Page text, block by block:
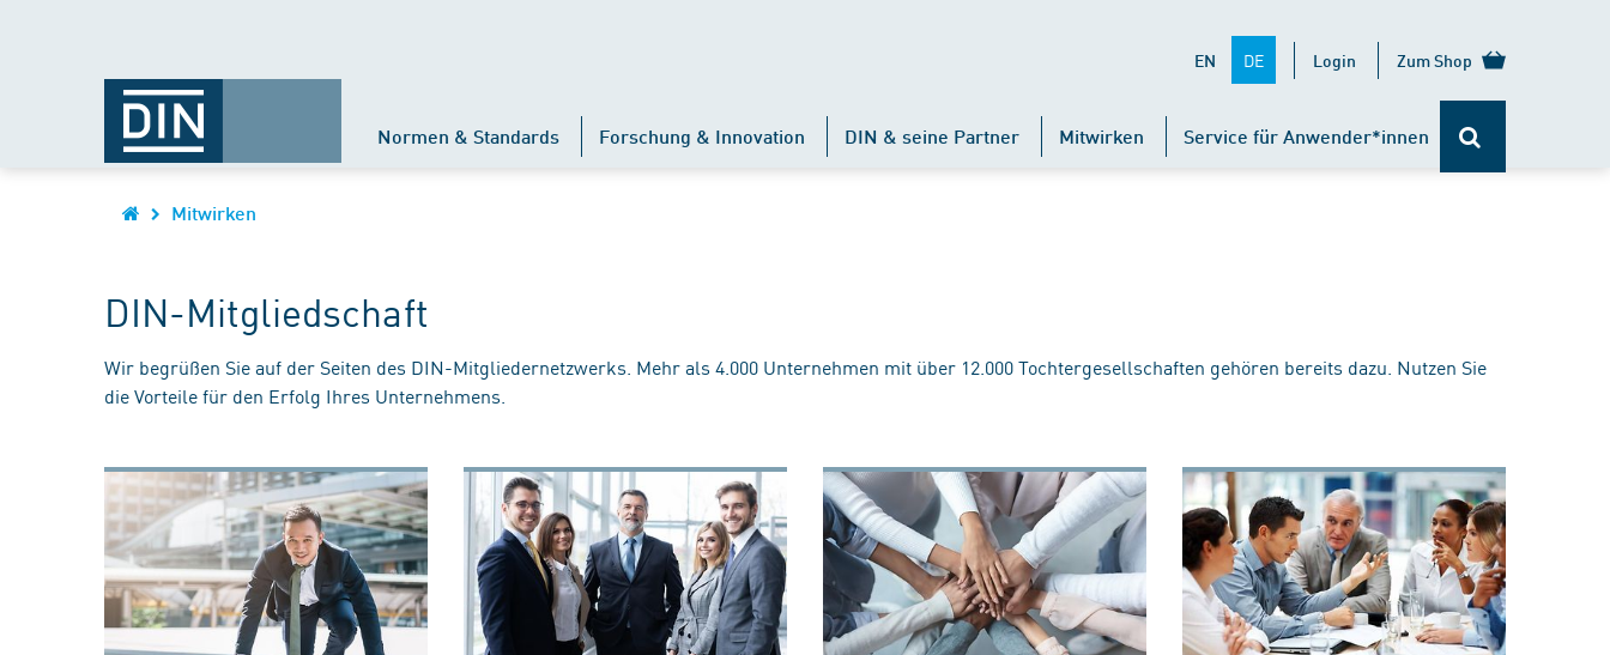
EN DE Login Zum Shop
Normen & Standards Forschung & Innovation DIN & seine Partner Mitwirken Service für Anwender*innen
Mitwirken
DIN-Mitgliedschaft
Wir begrüßen Sie auf der Seiten des DIN-Mitgliedernetzwerks. Mehr als 4.000 Unternehmen mit über 12.000 Tochtergesellschaften gehören bereits dazu. Nutzen Sie
die Vorteile für den Erfolg Ihres Unternehmens.